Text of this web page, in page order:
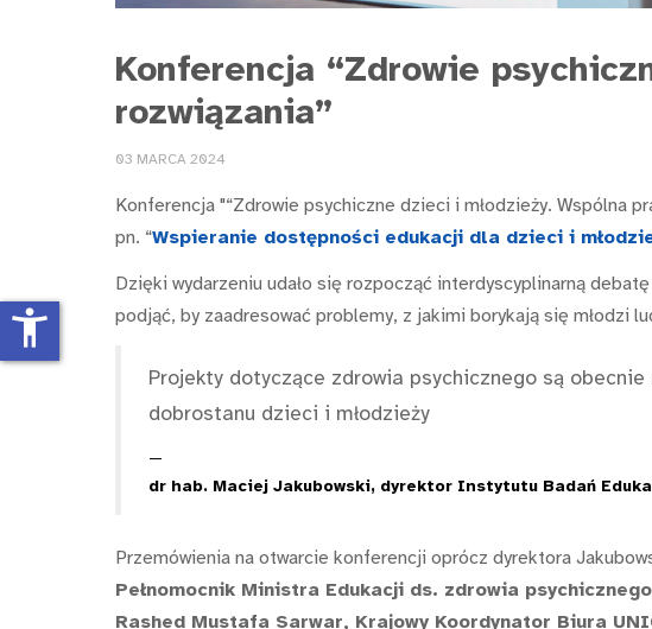
Konferencja “Zdrowie
rozwiązania”
03 MARCA 2024
Konferencja "“Zdrowie psychiczne dzieci i młodzieży. Wspólna
pn. “Wspieranie dostępności edukacji dla dzieci i
Dzięki wydarzeniu udało się rozpocząć interdyscyplinarną
podjąć, by zaadresować problemy, z jakimi borykają się młodzi
Projekty dotyczące zdrowia psychicznego są obecnie
dobrostanu dzieci i młodzieży
dr hab. Maciej Jakubowski, dyrektor Instytutu Badań
Przemówienia na otwarcie konferencji oprócz dyrektora
Pełnomocnik Ministra Edukacji ds. zdrowia
Rashed Mustafa Sarwar, Krajowy Koordynator Biura
accessibility_new